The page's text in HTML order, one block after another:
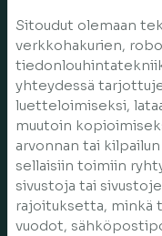
Sitoudut olemaan
verkkohakurien,
yhteydessä
luetteloimiseksi,
muutoin
arvonnan tai
sellaisiin toimiin
sivustoja tai
rajoituksetta, minkä
vuodot,